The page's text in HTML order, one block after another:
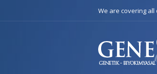
We are covering